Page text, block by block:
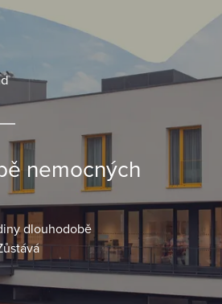
nemocných
dlouhodobě